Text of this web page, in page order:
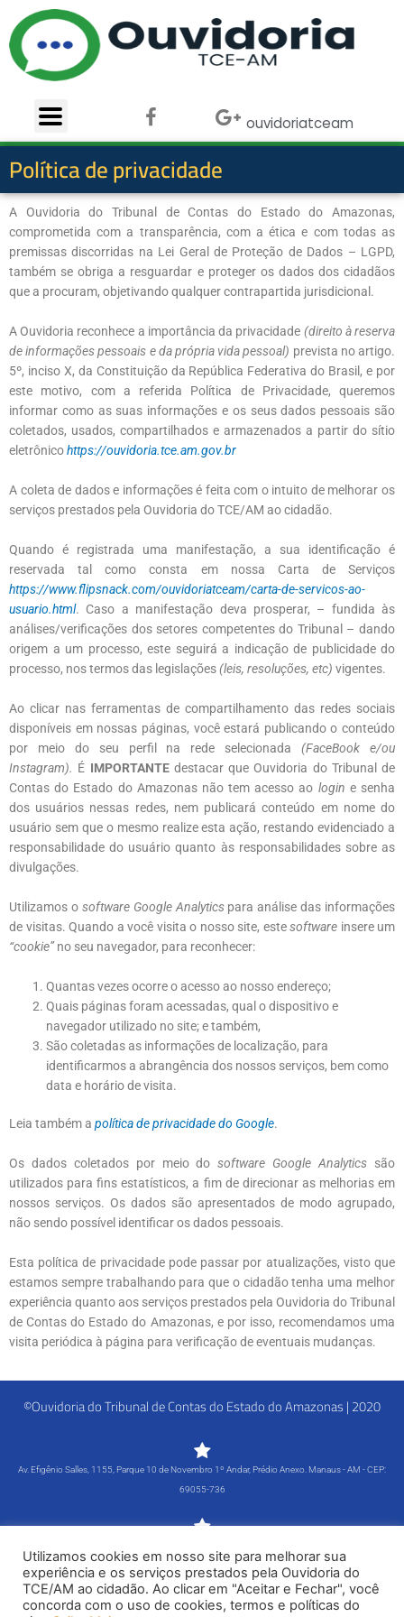
para
conteúdo
F
a
c
e
b
o
o
k
t
w
i
t
t
e
r
G
o
o
l
e
-
p
l
u
ouvidoriatceam
Política de privacidade
A Ouvidoria do Tribunal de Contas do Estado do Amazonas,
comprometida com a transparência, com a ética e com todas as
premissas discorridas na Lei Geral de Proteção de Dados – LGPD,
também se obriga a resguardar e proteger os dados dos cidadãos
que a procuram, objetivando qualquer contrapartida jurisdicional.
A Ouvidoria reconhece a importância da privacidade (direito à reserva
de informações pessoais e da própria vida pessoal) prevista no artigo.
5º, inciso X, da Constituição da República Federativa do Brasil, e por
este motivo, com a referida Política de Privacidade, queremos
informar como as suas informações e os seus dados pessoais são
coletados, usados, compartilhados e armazenados a partir do sítio
eletrônicohttps://ouvidoria.tce.am.gov.br
A coleta de dados e informações é feita com o intuito de melhorar os
serviços prestados pela Ouvidoria do TCE/AM ao cidadão.
Quando é registrada uma manifestação, a sua identificação é
reservada tal como consta em nossa Carta de Serviços
https://www.flipsnack.com/ouvidoriatceam/carta-de-servicos-ao-
usuario.html. Caso a manifestação deva prosperar, – fundida às
análises/verificações dos setores competentes do Tribunal – dando
origem a um processo, este seguirá a indicação de publicidade do
processo, nos termos das legislações(leis, resoluções, etc) vigentes.
Ao clicar nas ferramentas de compartilhamento das redes sociais
disponíveis em nossas páginas, você estará publicando o conteúdo
por meio do seu perfil na rede selecionada(FaceBook e/ou
Instagram). É IMPORTANTEdestacar que Ouvidoria do Tribunal de
Contas do Estado do Amazonas não tem acesso ao login e senha
dos usuários nessas redes, nem publicará conteúdo em nome do
usuário sem que o mesmo realize esta ação, restando evidenciado a
responsabilidade do usuário quanto às responsabilidades sobre as
divulgações.
Utilizamos o software Google Analyticspara análise das informações
de visitas. Quando a você visita o nosso site, estesoftware insere um
“cookie”no seu navegador, para reconhecer:
Quantas vezes ocorre o acesso ao nosso endereço;
Quais páginas foram acessadas, qual o dispositivo e
navegador utilizado no site; e também,
São coletadas as informações de localização, para
identificarmos a abrangência dos nossos serviços, bem como
data e horário de visita.
Leia também a política de privacidade do Google.
Os dados coletados por meio dosoftware Google Analytics são
utilizados para fins estatísticos, a fim de direcionar as melhorias em
nossos serviços. Os dados são apresentados de modo agrupado,
não sendo possível identificar os dados pessoais.
Esta política de privacidade pode passar por atualizações, visto que
estamos sempre trabalhando para que o cidadão tenha uma melhor
experiência quanto aos serviços prestados pela Ouvidoria do Tribunal
de Contas do Estado do Amazonas, e por isso, recomendamos uma
visita periódica à página para verificação de eventuais mudanças.
©Ouvidoria do Tribunal de Contas do Estado do Amazonas | 2020
Av. Efigênio Salles, 1155, Parque 10 de Novembro 1º Andar, Prédio Anexo. Manaus - AM - CEP:
69055-736
Tel: (92) 98815-1000
Política de Privacidade
Utilizamos cookies em nosso site para melhorar sua
experiência e os serviços prestados pela Ouvidoria do
TCE/AM ao cidadão. Ao clicar em "Aceitar e Fechar", você
concorda com o uso de cookies, termos e políticas do